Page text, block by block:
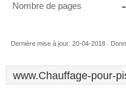
Nombre de pages
Dernière mise à jour: 20-04-2018 .
www.Chauffage-pour-